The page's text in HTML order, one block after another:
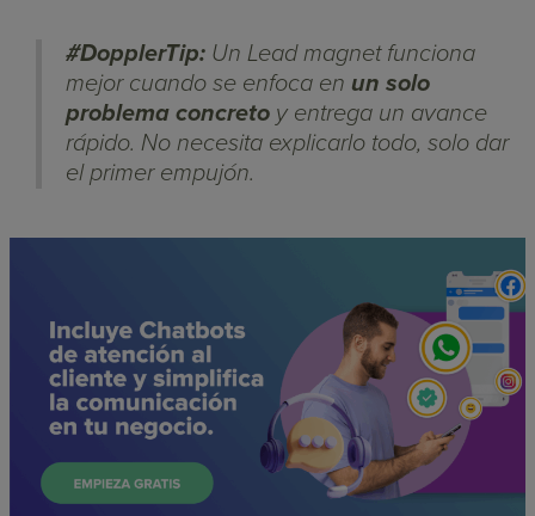
#DopplerTip: Un Lead magnet funciona
mejor cuando se enfoca en un solo
problema concreto y entrega un avance
rápido. No necesita explicarlo todo, solo dar
el primer empujón.